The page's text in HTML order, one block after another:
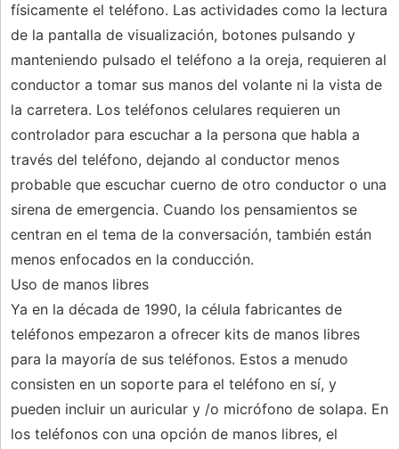
físicamente el teléfono. Las actividades como la lectura
de la pantalla de visualización, botones pulsando y
manteniendo pulsado el teléfono a la oreja, requieren al
conductor a tomar sus manos del volante ni la vista de
la carretera. Los teléfonos celulares requieren un
controlador para escuchar a la persona que habla a
través del teléfono, dejando al conductor menos
probable que escuchar cuerno de otro conductor o una
sirena de emergencia. Cuando los pensamientos se
centran en el tema de la conversación, también están
menos enfocados en la conducción.
Uso de manos libres
Ya en la década de 1990, la célula fabricantes de
teléfonos empezaron a ofrecer kits de manos libres
para la mayoría de sus teléfonos. Estos a menudo
consisten en un soporte para el teléfono en sí, y
pueden incluir un auricular y /o micrófono de solapa. En
los teléfonos con una opción de manos libres, el